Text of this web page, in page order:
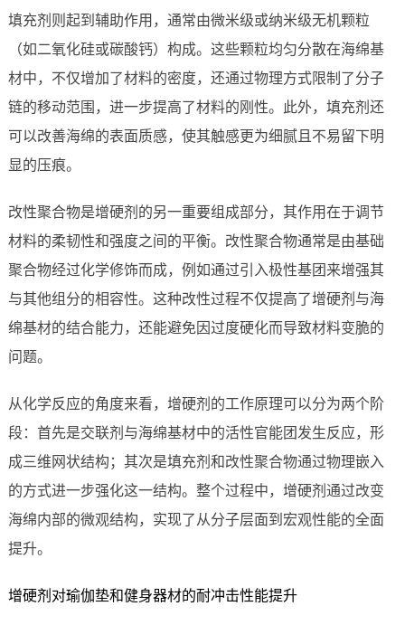
填充剂则起到辅助作用，通常由微米级或纳米级无机颗粒
（如二氧化硅或碳酸钙）构成。这些颗粒均匀分散在海绵基
材中，不仅增加了材料的密度，还通过物理方式限制了分子
链的移动范围，进一步提高了材料的刚性。此外，填充剂还
可以改善海绵的表面质感，使其触感更为细腻且不易留下明
显的压痕。
改性聚合物是增硬剂的另一重要组成部分，其作用在于调节
材料的柔韧性和强度之间的平衡。改性聚合物通常是由基础
聚合物经过化学修饰而成，例如通过引入极性基团来增强其
与其他组分的相容性。这种改性过程不仅提高了增硬剂与海
绵基材的结合能力，还能避免因过度硬化而导致材料变脆的
问题。
从化学反应的角度来看，增硬剂的工作原理可以分为两个阶
段：首先是交联剂与海绵基材中的活性官能团发生反应，形
成三维网状结构；其次是填充剂和改性聚合物通过物理嵌入
的方式进一步强化这一结构。整个过程中，增硬剂通过改变
海绵内部的微观结构，实现了从分子层面到宏观性能的全面
提升。
增硬剂对瑜伽垫和健身器材的耐冲击性能提升